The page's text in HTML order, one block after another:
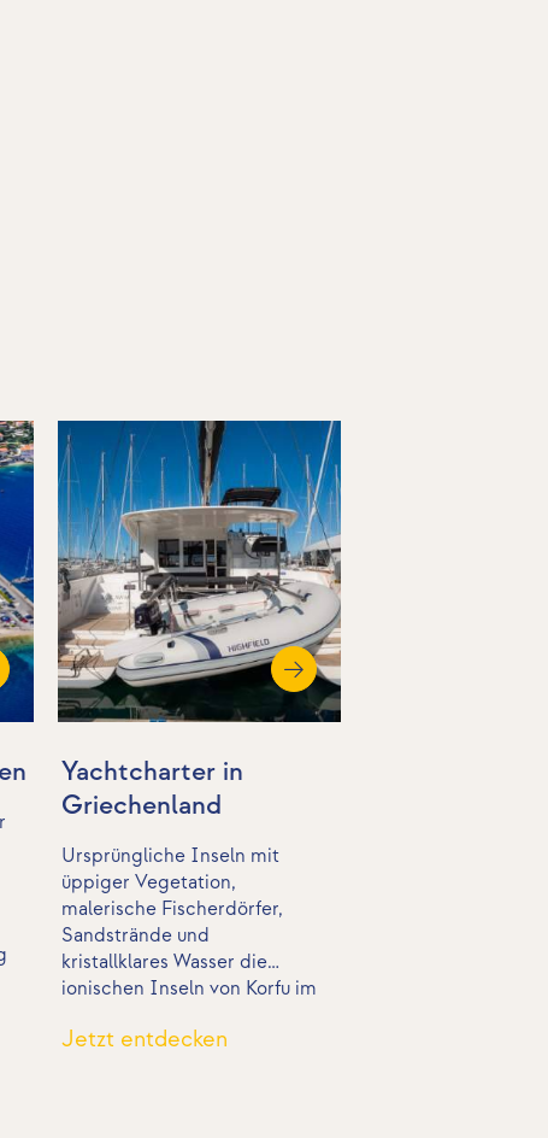
Yachtcharter in
Griechenland
Ursprüngliche Inseln mit
üppiger Vegetation,
malerische Fischerdörfer,
Sandstrände und
kristallklares Wasser die
ionischen Inseln von Korfu im
Meganisi, Kephallinia, Ithaka
Jetzt entdecken